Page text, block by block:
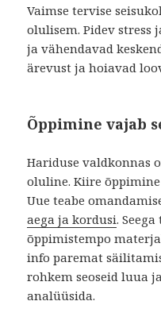
Vaimse tervise
olulisem. Pidev
ja vähendavad
ärevust ja hoiavad
Õppimine vajab
Hariduse valdkonnas
oluline. Kiire
Uue teabe
aega ja kordusi.
õppimistempo
info paremat
rohkem seoseid luua
analüüsida.